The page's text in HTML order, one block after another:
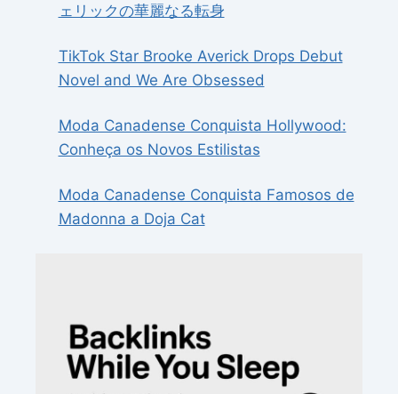
ェリックの華麗なる転身
TikTok Star Brooke Averick Drops Debut
Novel and We Are Obsessed
Moda Canadense Conquista Hollywood:
Conheça os Novos Estilistas
Moda Canadense Conquista Famosos de
Madonna a Doja Cat